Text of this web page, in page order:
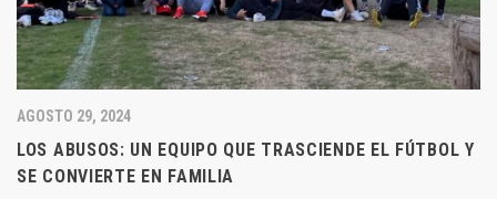
AGOSTO 29, 2024
LOS ABUSOS: UN EQUIPO QUE TRASCIENDE EL FÚTBOL Y
SE CONVIERTE EN FAMILIA